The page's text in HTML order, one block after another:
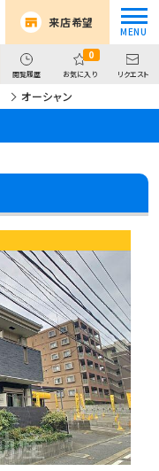
来店希望
閲覧履歴
0
お気に入り リクエスト
オーシャン